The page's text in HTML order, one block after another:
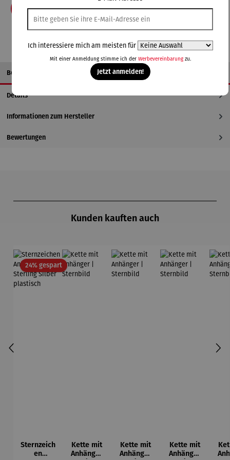
In den Warenkorb
Beschreibung
Details
Informationen zum Hersteller
Bewertungen
Kunden kauften auch
24% gespartRabatt
Sternzeich
en
Kette mit
Anhänger
Kette mit
Anhänger
Kette mit
Anhänger
Ich interessiere mich am meisten für
Mit einer Anmeldung stimme ich der Werbevereinbarungzu.
Jetzt anmelden!